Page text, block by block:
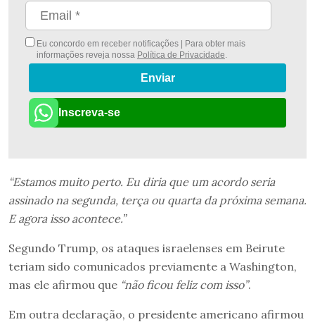
Eu concordo em receber notificações | Para obter mais
informações reveja nossa Política de Privacidade.
Enviar
Inscreva-se
“Estamos muito perto. Eu diria que um acordo seria
assinado na segunda, terça ou quarta da próxima semana.
E agora isso acontece.”
Segundo Trump, os ataques israelenses em Beirute
teriam sido comunicados previamente a Washington,
mas ele afirmou que “não ficou feliz com isso”.
Em outra declaração, o presidente americano afirmou